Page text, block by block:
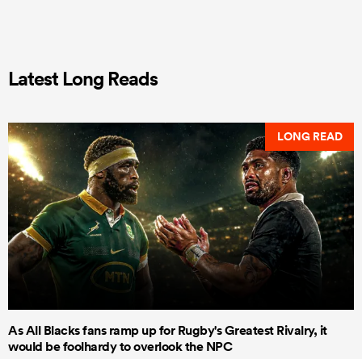
Latest Long Reads
LONG READ
As All Blacks fans ramp up for Rugby's Greatest Rivalry, it
would be foolhardy to overlook the NPC